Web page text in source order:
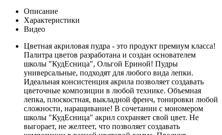
Описание
Характеристики
Видео
Цветная акриловая пудра - это продукт премиум класса!
Палитра цветов разработана и создан основателем
школы "КудЕсница", Ольгой Ериной! Пудры
универсальные, подходят для любого вида лепки.
Идеальная консистенция акрила позволяет создавать
цветочные композиции в любой технике. Объемная
лепка, плоскостная, выкладной френч, тонировки любой
сложности, наращивание! В сочетании с мономером
школы "КудЕсница" акрил сохраняет свой цвет. Не
выгорает, не желтеет, что позволяет создавать